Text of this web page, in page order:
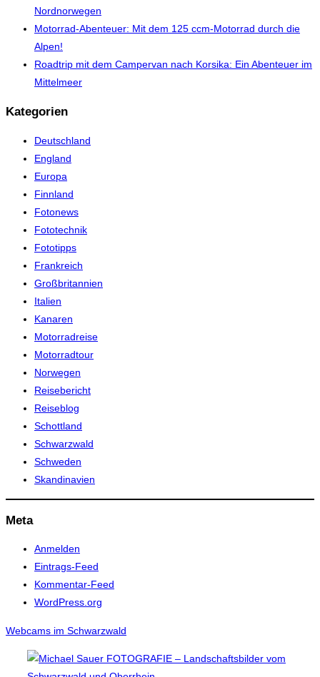
Nordnorwegen
Motorrad-Abenteuer: Mit dem 125 ccm-Motorrad durch die
Alpen!
Roadtrip mit dem Campervan nach Korsika: Ein Abenteuer im
Mittelmeer
Kategorien
Deutschland
England
Europa
Finnland
Fotonews
Fototechnik
Fototipps
Frankreich
Großbritannien
Italien
Kanaren
Motorradreise
Motorradtour
Norwegen
Reisebericht
Reiseblog
Schottland
Schwarzwald
Schweden
Skandinavien
Meta
Anmelden
Eintrags-Feed
Kommentar-Feed
WordPress.org
Webcams im Schwarzwald